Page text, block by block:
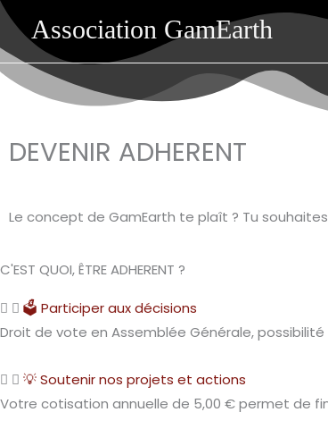
Aller
contenu
Association GamEarth
DEVENIR ADHERENT
Le concept de GamEarth te plaît ? Tu
C'EST QUOI, ÊTRE ADHERENT ?
🗳️ Participer aux décisions​
Droit de vote en Assemblée Générale,
💡 Soutenir nos projets et actions
Votre cotisation annuelle de 5,00 € permet de